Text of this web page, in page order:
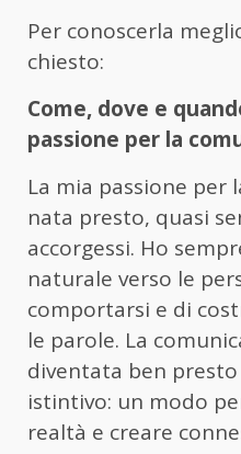
Per conoscerla
chiesto:
Come, dove e
passione per la
La mia passione per
nata presto, quasi
accorgessi. Ho
naturale verso le
comportarsi e di
le parole. La
diventata ben
istintivo: un modo
realtà e creare